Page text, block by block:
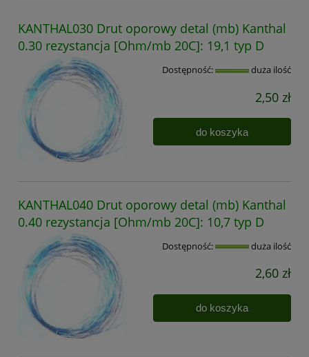
KANTHAL030 Drut oporowy detal (mb) Kanthal
0.30 rezystancja [Ohm/mb 20C]: 19,1 typ D
Dostępność: duża ilość
2,50 zł
do koszyka
KANTHAL040 Drut oporowy detal (mb) Kanthal
0.40 rezystancja [Ohm/mb 20C]: 10,7 typ D
Dostępność: duża ilość
2,60 zł
do koszyka